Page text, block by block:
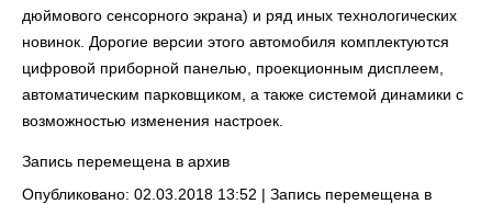
дюймового сенсорного экрана) и ряд иных технологических
новинок. Дорогие версии этого автомобиля комплектуются
цифровой приборной панелью, проекционным дисплеем,
автоматическим парковщиком, а также системой динамики с
возможностью изменения настроек.
Запись перемещена в архив
Опубликовано: 02.03.2018 13:52 | Запись перемещена в